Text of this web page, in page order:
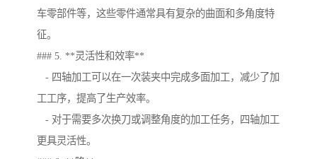
车零部件等，这些零件通常具有复杂的曲面和多角度特
征。
### 5. **灵活性和效率**
- 四轴加工可以在一次装夹中完成多面加工，减少了加
工工序，提高了生产效率。
- 对于需要多次换刀或调整角度的加工任务，四轴加工
更具灵活性。